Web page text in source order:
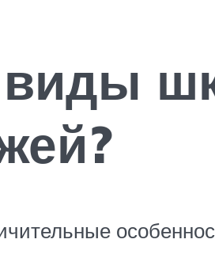
виды